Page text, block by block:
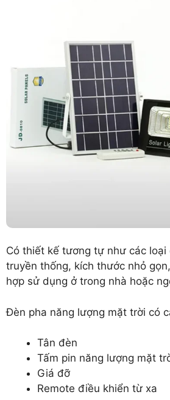
Có thiết kế tương tự như các loại
truyền thống, kích thước nhỏ
hợp sử dụng ở trong nhà hoặc
Đèn pha năng lượng mặt trời có
Tân đèn
Tấm pin năng lượng mặt
Giá đỡ
Remote điều khiển từ xa